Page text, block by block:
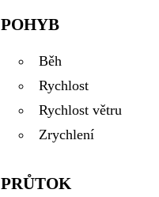
POHYB
Běh
Rychlost
Rychlost větru
Zrychlení
PRŮTOK